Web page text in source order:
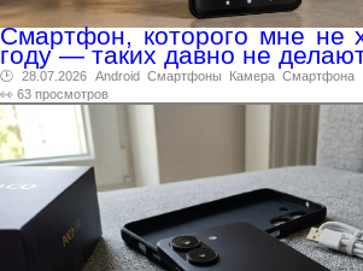
Смартфон, которого мне не
году — таких давно не
🕑 28.07.2026 Android Смартфоны Камера Смартфона
👀 63 просмотров